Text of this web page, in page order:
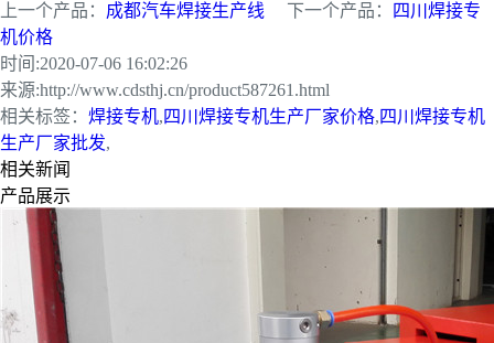
上一个产品： 成都汽车焊接生产线 下一个产品：
四川焊接专
机价格
时间:2020-07-06 16:02:26
来源:http://www.cdsthj.cn/product587261.html
相关标签： 焊接专机,四川焊接专机生产厂家价格,四川焊接专机
生产厂家批发,
相关新闻
产品展示